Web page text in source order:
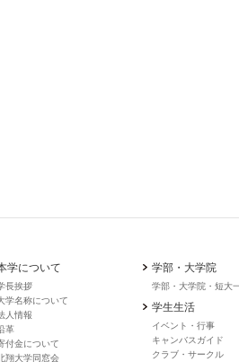
学について
長挨拶
学名称について
人情報
革
付金について
翔大学同窓会
学部・大学院
学部・大学院・短大
学生生活
イベント・行事
キャンバスガイド
クラブ・サークル